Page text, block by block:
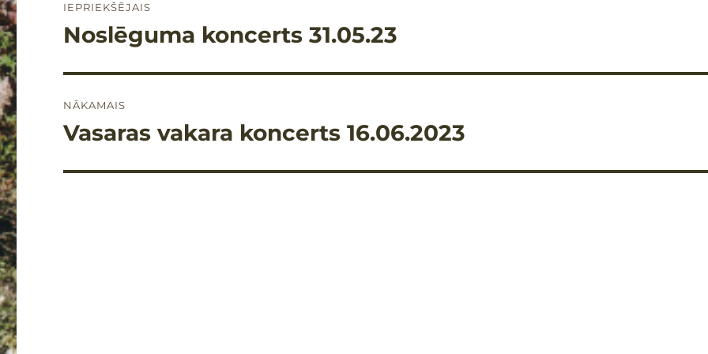
izvēlne
IEPRIEKŠĒJAIS
Iepriekšējais
Noslēguma koncerts 31.05.23
NĀKAMAIS
Nākamais
Vasaras vakara koncerts 16.06.2023